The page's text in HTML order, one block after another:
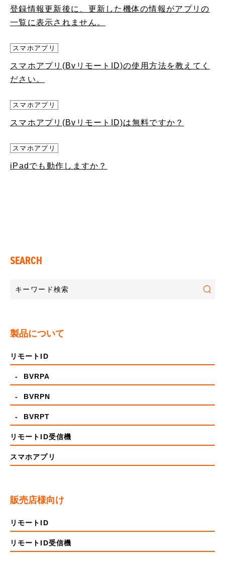
登録情報更新後に、更新した機体の情報がアプリの
一覧に表示されません。
スマホアプリ
スマホアプリ(BvリモートID)の使用方法を教えてく
ださい。
スマホアプリ
スマホアプリ(BvリモートID)は無料ですか？
スマホアプリ
iPadでも動作しますか？
SEARCH
製品について
リモートID
- BVRPA
- BVRPN
- BVRPT
リモートID受信機
スマホアプリ
販売店様向け
リモートID
リモートID受信機